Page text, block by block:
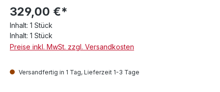
329,00 €*
Inhalt: 1 Stück
Inhalt: 1 Stück
Preise inkl. MwSt. zzgl. Versandkosten
Versandfertig in 1 Tag, Lieferzeit 1-3 Tage